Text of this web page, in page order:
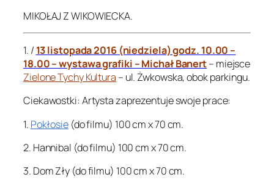
MIKOŁAJ Z WIKOWIECKA.
1. / 13 listopada 2016 (niedziela) godz. 10.00 –
18.00 – wystawa grafiki – Michał Banert– miejsce
Zielone Tychy Kultura – ul. Żwkowska, obok parkingu.
Ciekawostki: Artysta zaprezentuje swoje prace:
1. Pokłosie(do filmu) 100 cm x 70 cm.
2. Hannibal (do filmu) 100 cm x 70 cm.
3. Dom Zły (do filmu) 100 cm x 70 cm.